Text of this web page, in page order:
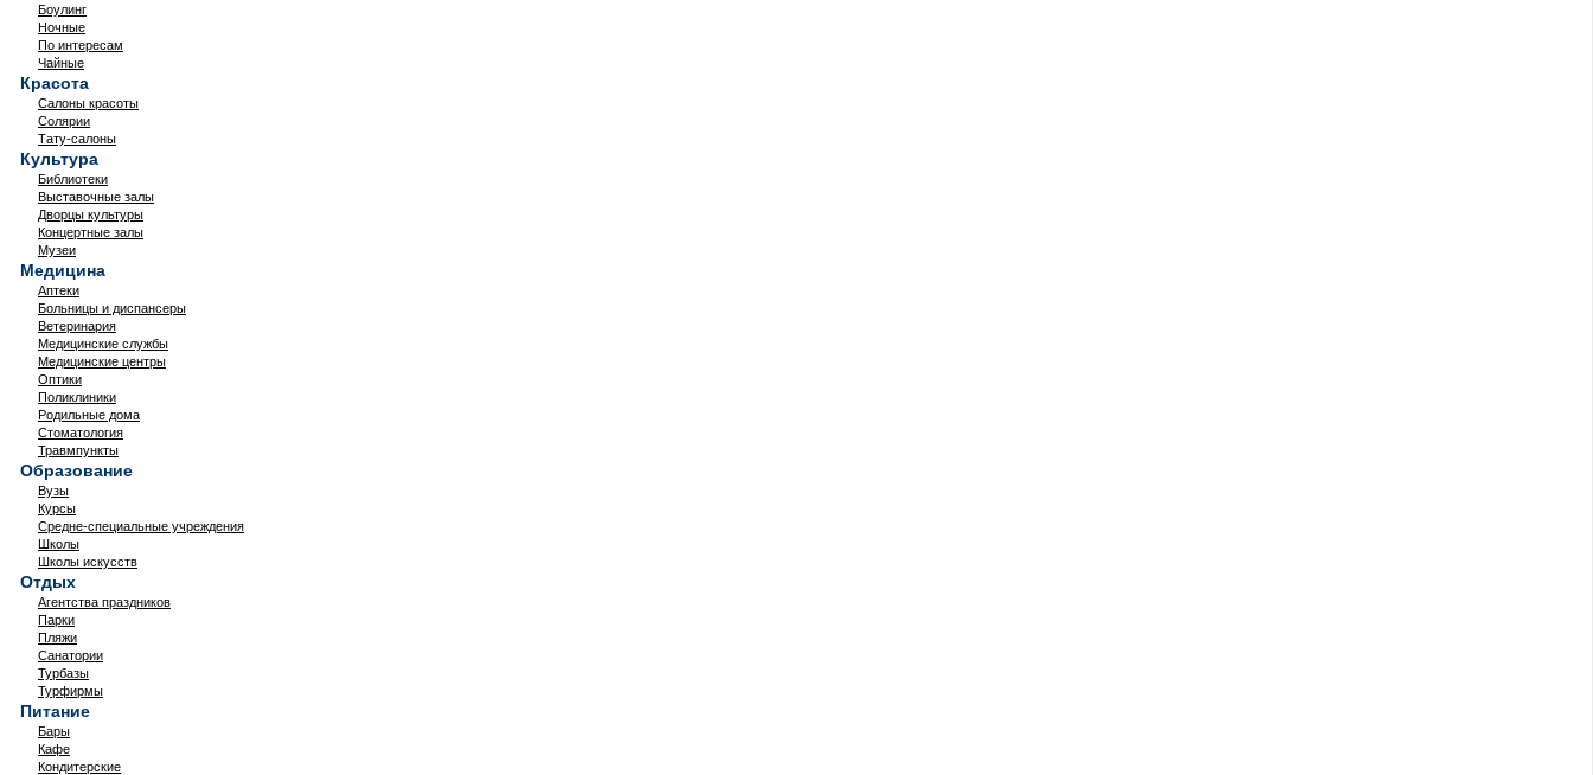
Боулинг
Ночные
По интересам
Чайные
Красота
Салоны красоты
Солярии
Тату-салоны
Культура
Библиотеки
Выставочные залы
Дворцы культуры
Концертные залы
Музеи
Медицина
Аптеки
Больницы и диспансеры
Ветеринария
Медицинские службы
Медицинские центры
Оптики
Поликлиники
Родильные дома
Стоматология
Травмпункты
Образование
Вузы
Курсы
Средне-специальные учреждения
Школы
Школы искусств
Отдых
Агентства праздников
Парки
Пляжи
Санатории
Турбазы
Турфирмы
Питание
Бары
Кафе
Кондитерские